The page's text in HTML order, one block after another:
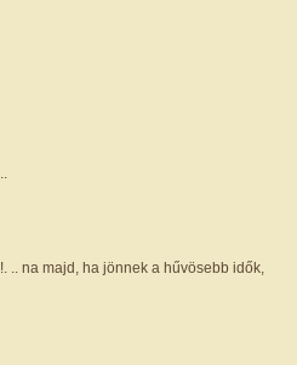
.. na majd, ha jönnek a hűvösebb idők,